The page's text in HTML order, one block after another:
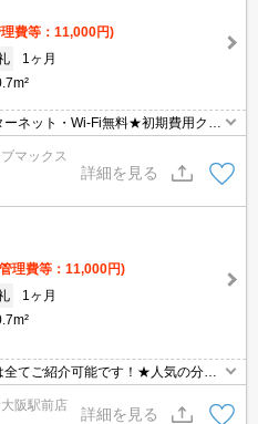
費等：11,000円)
1ヶ月
ネット・Wi-Fi無料★初期費用クレ
気の分譲型マンション★ネットに
可能です！
マックス
詳細を見る
理費等：11,000円)
1ヶ月
てご紹介可能です！★人気の分譲
Wi-Fi無料★初期費用クレジット決
です。★家具家電付物件です★
阪駅前店
詳細を見る